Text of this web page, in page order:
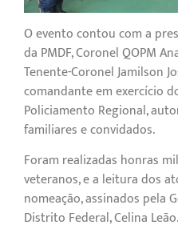
O evento contou com a
da PMDF, Coronel QOPM
Tenente-Coronel Jamilson
comandante em exercício
Policiamento Regional,
familiares e convidados.
Foram realizadas honras
veteranos, e a leitura dos
nomeação, assinados pela
Distrito Federal, Celina Leão.